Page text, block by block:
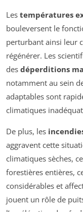
Les températures
bouleversent le
perturbant ainsi leur
régénérer. Les
des déperditions
notamment au sein
adaptables sont
climatiques
De plus, les
aggravent cette
climatiques sèches,
forestières entières,
considérables et
jouent un rôle de